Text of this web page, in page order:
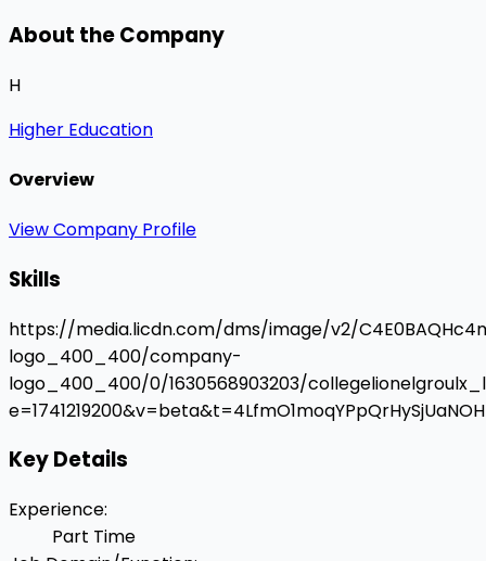
About the Company
H
Higher Education
Overview
View Company Profile
Skills
https://media.licdn.com/dms/image/v2/
logo_400_400/company-
logo_400_400/0/1630568903203/
Key Details
Experience:
Part Time